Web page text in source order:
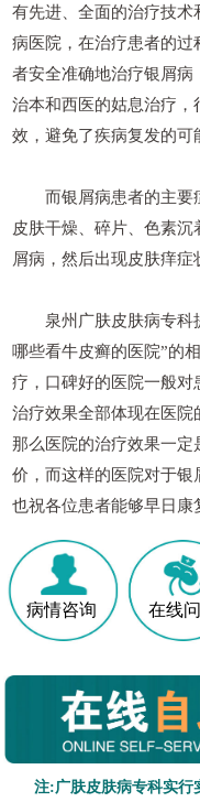
有先进、全面的治疗技
病医院，在治疗患者的过
者安全准确地治疗银屑
治本和西医的姑息治疗
效，避免了疾病复发的可
而银屑病患者的主要症
皮肤干燥、碎片、色素
屑病，然后出现皮肤痒症
泉州广肤皮肤病专科
哪些看牛皮癣的医院”的
疗，口碑好的医院一般
治疗效果全部体现在医院
那么医院的治疗效果一
价，而这样的医院对于银
也祝各位患者能够早日康
病情咨询 在线
注:广肤皮肤病专科实行